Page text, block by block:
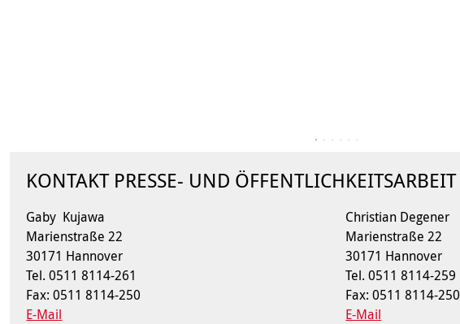
KONTAKT PRESSE- UND ÖFFENTLICHKEITSARBEIT
Gaby Kujawa
Marienstraße 22
30171 Hannover
Tel. 0511 8114-261
Fax: 0511 8114-250
E-Mail
Christian Degener
Marienstraße 22
30171 Hannover
Tel. 0511 8114-259
Fax: 0511 8114-250
E-Mail